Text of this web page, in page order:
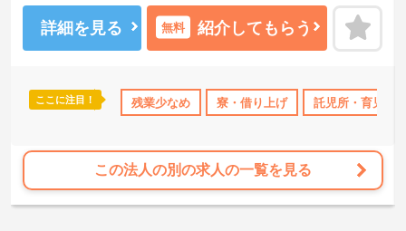
寮・借り上げ 託児所・育児補助 無資格OK 年間休日110
＜寄り添ったケアの実施＞利用者さまに深く寄り添ったサービスの
提供を目指し、職員の専門性を高めるような人材育成にも注力され
詳細を見る 無料 紹介してもらう
ここに注目！ 残業少なめ 寮・借り上げ 託児所・育児補
この法人の別の求人の一覧を見る